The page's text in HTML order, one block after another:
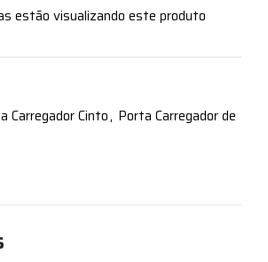
estão visualizando este produto
Carregador Cinto, Porta Carregador de